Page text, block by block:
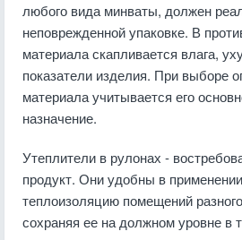
любого вида минваты, должен
неповрежденной упаковке. В
материала скапливается влага,
показатели изделия. При выборе
материала учитывается его
назначение.
Утеплители в рулонах -
продукт. Они удобны в
теплоизоляцию помещений
сохраняя ее на должном уровне в